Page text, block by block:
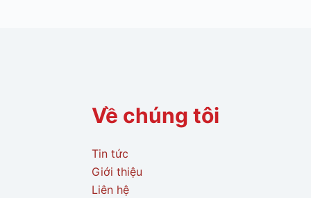
Về chúng tôi
Tin tức
Giới thiệu
Liên hệ